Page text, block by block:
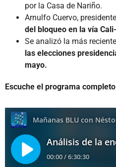
por la Casa de Nariño.
Arnulfo Cuervo,
del bloqueo en la vía
Se analizó la más reciente
las elecciones
mayo.
Escuche el programa